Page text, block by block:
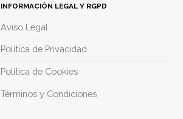
INFORMACIÓN LEGAL Y RGPD
Aviso Legal
Política de Privacidad
Política de Cookies
Términos y Condiciones